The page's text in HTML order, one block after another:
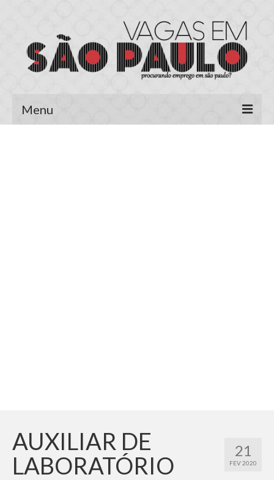
Menu
21
FEV 2020
AUXILIAR DE
LABORATÓRIO